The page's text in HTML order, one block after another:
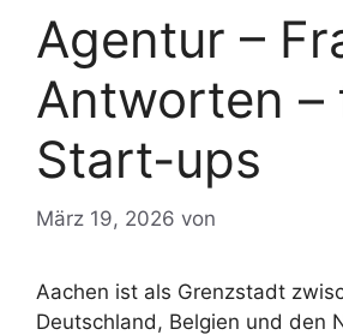
Agentur –
Antworten –
Start-ups
März 19, 2026 von
Aachen ist als Grenzstadt
Deutschland, Belgien und den